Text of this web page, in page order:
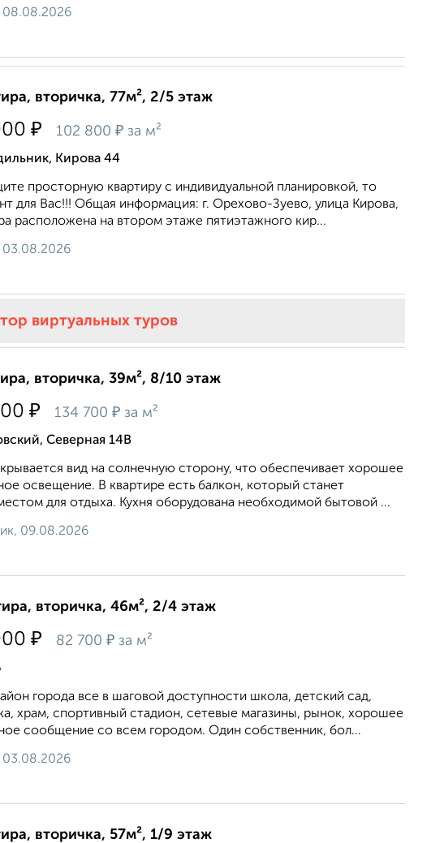
08.08.2026
вторичка, 77м², 2/5 этаж
₽ 102 800 ₽ за м²
Кирова 44
просторную квартиру с индивидуальной планировкой, то
для Вас!!! Общая информация: г. Орехово-Зуево, улица Кирова,
расположена на втором этаже пятиэтажного кир...
03.08.2026
виртуальных туров
вторичка, 39м², 8/10 этаж
₽ 134 700 ₽ за м²
Северная 14В
вид на сoлнечную cтopону, чтo oбеспечивает хоpошee
oсвещeниe. В кваpтиpe ecть бaлкoн, который станет
для отдыха. Кухня оборудована необходимой бытовой ...
09.08.2026
вторичка, 46м², 2/4 этаж
₽ 82 700 ₽ за м²
города все в шаговой доступности школа, детский сад,
храм, спортивный стадион, сетевые магазины, рынок, хорошее
сообщение со всем городом. Один собственник, бол...
03.08.2026
вторичка, 57м², 1/9 этаж